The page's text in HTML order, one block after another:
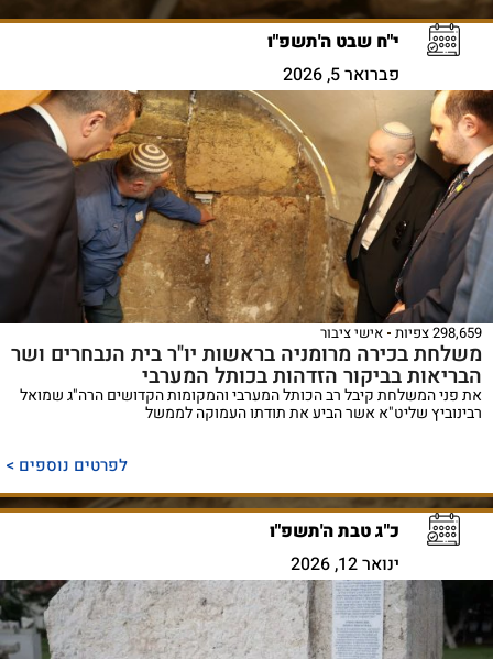
י"ח שבט ה'תשפ"ו
פברואר 5, 2026
298,659 צפיות אישי ציבור
משלחת בכירה מרומניה בראשות יו"ר בית הנבחרים ושר
הבריאות בביקור הזדהות בכותל המערבי
את פני המשלחת קיבל רב הכותל המערבי והמקומות הקדושים הרה"ג שמואל
רבינוביץ שליט"א אשר הביע את תודתו העמוקה לממשל
לפרטים נוספים >
כ"ג טבת ה'תשפ"ו
ינואר 12, 2026